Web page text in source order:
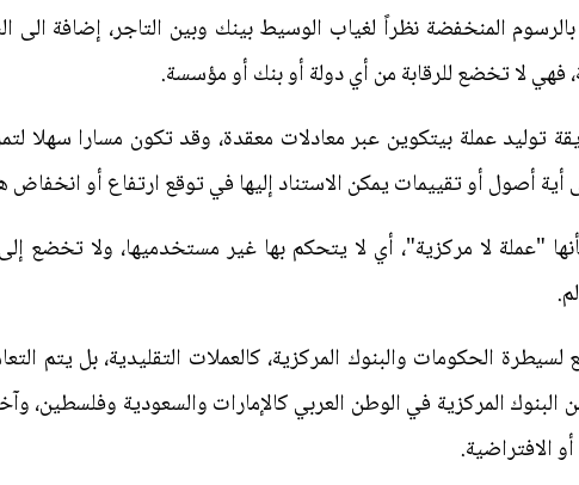
المنخفضة نظراً لغياب الوسيط بينك وبين التاجر، إضافة الى
لا تخضع للرقابة من أي دولة أو بنك أو مؤسسة.
توليد عملة بيتكوين عبر معادلات معقدة، وقد تكون مسارا سهلا
أية أصول أو تقييمات يمكن الاستناد إليها في توقع ارتفاع أو انخفاض
"عملة لا مركزية"، أي لا يتحكم بها غير مستخدميها، ولا تخضع
الحكومات والبنوك المركزية، كالعملات التقليدية، بل يتم
المركزية في الوطن العربي كالإمارات والسعودية وفلسطين،
الافتراضية.